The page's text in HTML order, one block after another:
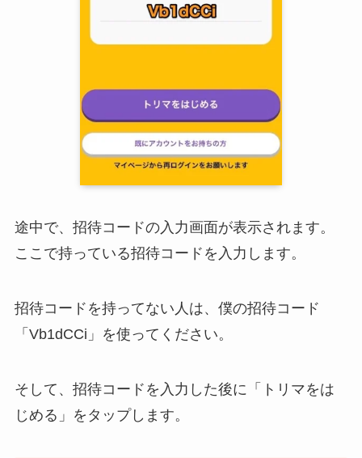
途中で、招待コードの入力画面が表示されます。
ここで持っている招待コードを入力します。
招待コードを持ってない人は、僕の招待コード
「Vb1dCCi」を使ってください。
そして、招待コードを入力した後に「トリマをは
じめる」をタップします。